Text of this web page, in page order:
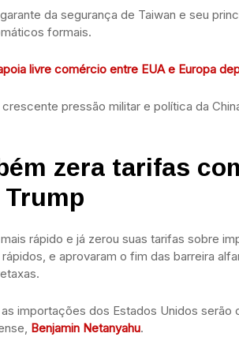
da segurança de Taiwan e seu
formais.
livre comércio entre EUA e Europa
pressão militar e política da
zera tarifas
Trump
rápido e já zerou suas tarifas sobre
e aprovaram o fim das barreira
importações dos Estados Unidos serão
Benjamin Netanyahu.